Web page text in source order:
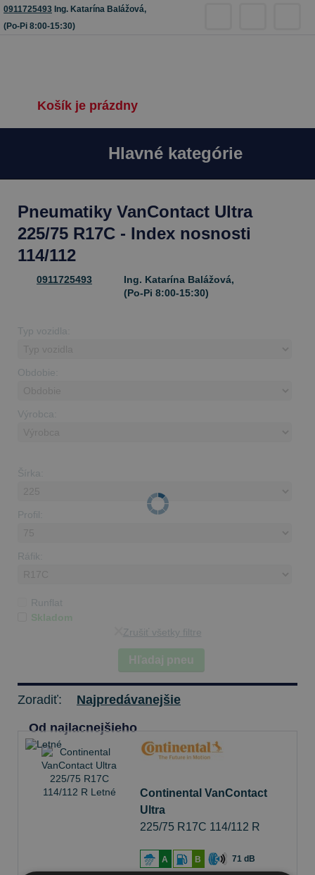
0911725493 Ing. Katarína Balážová,
(Po-Pi 8:00-15:30)
Košík je prázdny
Hlavné kategórie
Pneumatiky VanContact Ultra
225/75 R17C - Index nosnosti
114/112
0911725493
Ing. Katarína Balážová,
(Po-Pi 8:00-15:30)
Typ vozidla:
Obdobie:
Výrobca:
Šírka:
Profil:
Ráfik:
Runflat
Skladom
Zrušiť všetky filtre
Hľadaj pneu
Zoradiť:
Najpredávanejšie
Od najlacnejšieho
Continental VanContact
Ultra
225/75 R17C 114/112 R
A B 71 dB